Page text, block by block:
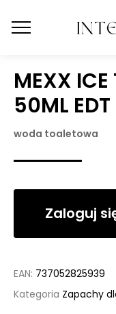
MEXX
50ML EDT
woda toaletowa
Zaloguj
EAN: 737052825939
Kategoria Zapachy